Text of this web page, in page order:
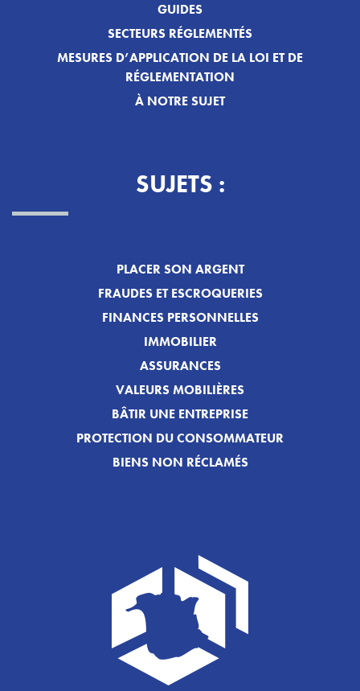
GUIDES
SECTEURS RÉGLEMENTÉS
MESURES D’APPLICATION DE LA LOI ET DE
RÉGLEMENTATION
À NOTRE SUJET
SUJETS :
PLACER SON ARGENT
FRAUDES ET ESCROQUERIES
FINANCES PERSONNELLES
IMMOBILIER
ASSURANCES
VALEURS MOBILIÈRES
BÂTIR UNE ENTREPRISE
PROTECTION DU CONSOMMATEUR
BIENS NON RÉCLAMÉS